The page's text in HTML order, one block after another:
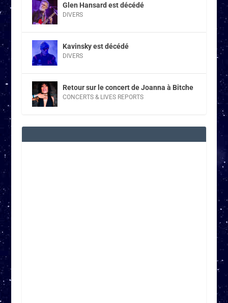
Glen Hansard est décédé
DIVERS
Kavinsky est décédé
DIVERS
Retour sur le concert de Joanna à Bitche
CONCERTS & LIVES REPORTS